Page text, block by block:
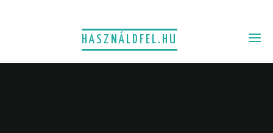
HASZNÁLDFEL.HU